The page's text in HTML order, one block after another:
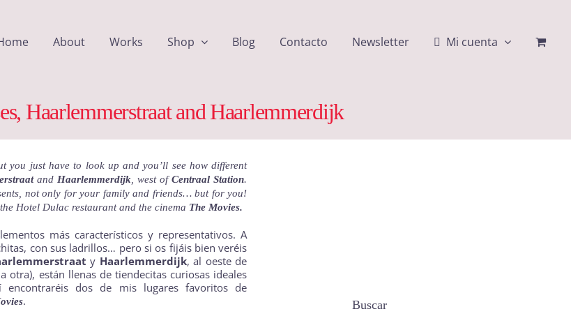
About Works Shop Blog Contacto Newsletter Mi cuenta
Haarlemmerstraat and Haarlemmerdijk
you just have to look up and you’ll see how different
andHaarlemmerdijk, west ofCentraal Station.
not only for your family and friends… but for you!
Hotel Dulacrestaurant and the cinema The Movies.
más característicos y representativos. A
con sus ladrillos… pero si os fijáis bien veréis
y Haarlemmerdijk, al oeste de
otra), están llenas de tiendecitas curiosas ideales
dos de mis lugares favoritos de
. Buscar